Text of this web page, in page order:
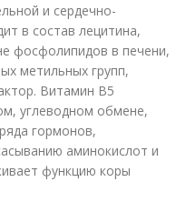
и сердечно-
в состав лецитина,
фосфолипидов в печени,
метильных групп,
Витамин В5
углеводном обмене,
гормонов,
аминокислот и
функцию коры